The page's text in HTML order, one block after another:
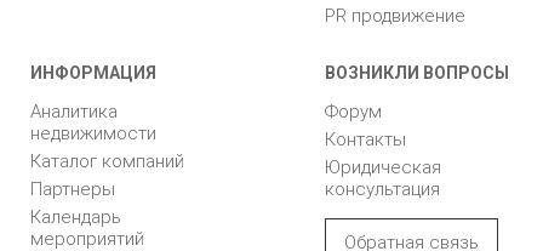
PR продвижение
ИНФОРМАЦИЯ
Аналитика
недвижимости
Каталог компаний
Партнеры
Календарь
мероприятий
ВОЗНИКЛИ ВОПРОСЫ
Форум
Контакты
Юридическая
консультация
Обратная связь